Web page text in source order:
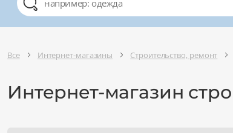
Все Интернет-магазины Строительство, ремонт
Интернет-магазин